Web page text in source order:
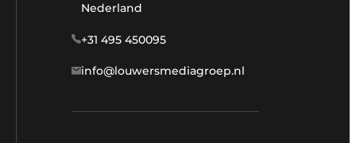
Nederland
+31 495 450095
info@louwersmediagroep.nl